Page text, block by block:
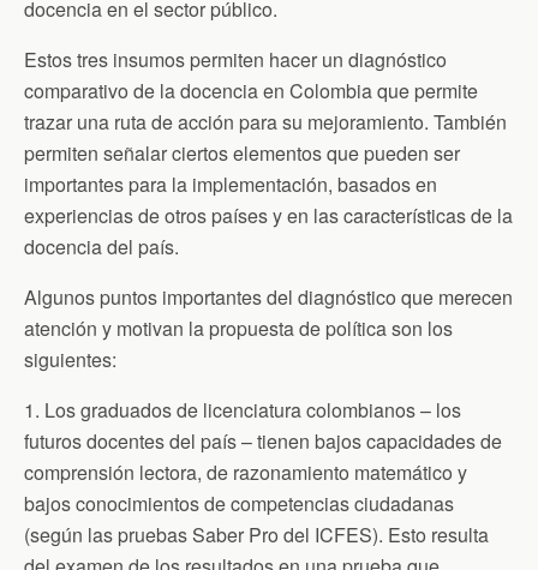
docencia en el sector público.
Estos tres insumos permiten hacer un diagnóstico
comparativo de la docencia en Colombia que permite
trazar una ruta de acción para su mejoramiento. También
permiten señalar ciertos elementos que pueden ser
importantes para la implementación, basados en
experiencias de otros países y en las características de la
docencia del país.
Algunos puntos importantes del diagnóstico que merecen
atención y motivan la propuesta de política son los
siguientes:
1. Los graduados de licenciatura colombianos – los
futuros docentes del país – tienen bajos capacidades de
comprensión lectora, de razonamiento matemático y
bajos conocimientos de competencias ciudadanas
(según las pruebas Saber Pro del ICFES). Esto resulta